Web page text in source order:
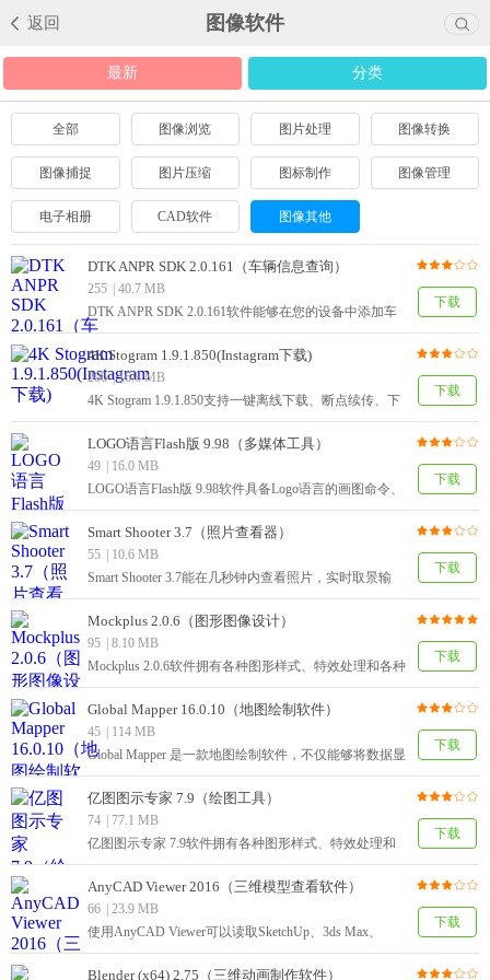
返回 图像软件
最新 分类
全部 图像浏览 图片处理 图像转换
图像捕捉 图片压缩 图标制作 图像管理
电子相册 CAD软件 图像其他
下载
DTK ANPR SDK 2.0.161（车辆信息查询）
255
40.7 MB
DTK ANPR SDK 2.0.161软件能够在您的设备中添加车
辆识别功能，能够识别静态图像或动态视频上的车票号
码，准确读取车辆相关信息。
下载
4K Stogram 1.9.1.850(Instagram下载)
206 | 16.8 MB
4K Stogram 1.9.1.850支持一键离线下载、断点续传、下
载限速、自定义下载存储目录等功能，支持代理服务
器，提升下载速度，是一款实用的图片下载工具。
下载
LOGO语言Flash版 9.98（多媒体工具）
49
16.0 MB
LOGO语言Flash版 9.98软件具备Logo语言的画图命令、
具备Logo语言的数学函数、字表运算等命令、具备Logo
语言的文件加载保存命令和具备Logo语言的结构化语言
下载
Smart Shooter 3.7（照片查看器）
55
10.6 MB
Smart Shooter 3.7能在几秒钟内查看照片，实时取景输
出，组成完美的画面。脚本语言可方便轻松控制数码相
机，只需通过点击一个按钮即可设置不同的选项。
下载
Mockplus 2.0.6（图形图像设计）
95
8.10 MB
Mockplus 2.0.6软件拥有各种图形样式、特效处理和各种
作图功能，这些丰富的功能能够帮助用户更好的绘画出
精美的作品， 是一款功能全面的绘画软件。
下载
Global Mapper 16.0.10（地图绘制软件）
45
114 MB
Global Mapper 是一款地图绘制软件，不仅能够将数据显
示为光栅地图、高程地图、矢量地图，还可以对地图作
编辑、转换、打印、记录GPS及利用数据的GIS(地理信
下载
亿图图示专家 7.9（绘图工具）
74
77.1 MB
亿图图示专家 7.9软件拥有各种图形样式、特效处理和
各种作图功能，这些丰富的功能能够帮助用户更好的绘
画出精美的作品， 是一款功能全面的绘画软件。
下载
AnyCAD Viewer 2016（三维模型查看软件）
66
23.9 MB
使用AnyCAD Viewer可以读取SketchUp、3ds Max、
AutoCAD, SolidWorks导出的文件，支持三维模型文件
格式包括STL、STEP、IGES、3DS, SKP,
Blender (x64) 2.75（三维动画制作软件）